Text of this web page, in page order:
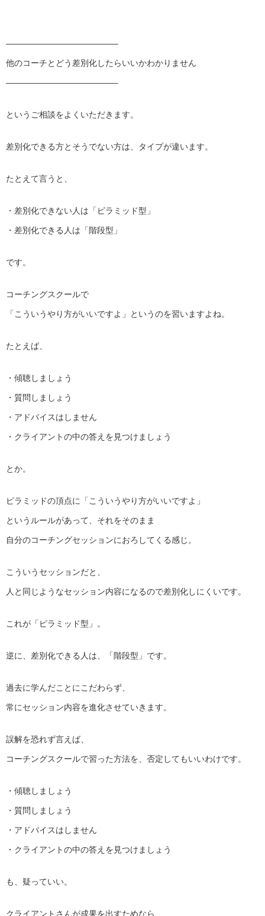
—————————————–
他のコーチとどう差別化したらいいかわかりません
—————————————–
というご相談をよくいただきます。
差別化できる方とそうでない方は、タイプが違います。
たとえて言うと、
・差別化できない人は「ピラミッド型」
・差別化できる人は「階段型」
です。
コーチングスクールで
「こういうやり方がいいですよ」というのを習いますよね。
たとえば、
・傾聴しましょう
・質問しましょう
・アドバイスはしません
・クライアントの中の答えを見つけましょう
とか。
ピラミッドの頂点に「こういうやり方がいいですよ」
というルールがあって、それをそのまま
自分のコーチングセッションにおろしてくる感じ。
こういうセッションだと、
人と同じようなセッション内容になるので差別化しにくいです。
これが「ピラミッド型」。
逆に、差別化できる人は、「階段型」です。
過去に学んだことにこだわらず、
常にセッション内容を進化させていきます。
誤解を恐れず言えば、
コーチングスクールで習った方法を、否定してもいいわけです。
・傾聴しましょう
・質問しましょう
・アドバイスはしません
・クライアントの中の答えを見つけましょう
も、疑っていい。
クライアントさんが成果を出すためなら、